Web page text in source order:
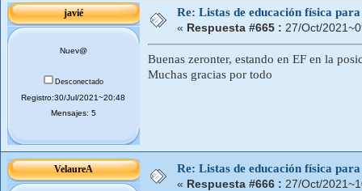
javié
Nuev@
Desconectado
Registro:30/Jul/2021~20:48
Mensajes: 5
Re: Listas de educación física
« Respuesta #665 : 27/Oct/
Buenas zeronter, estando en EF en la
Muchas gracias por todo
VelaureA Re: Listas de educación física
« Respuesta #666 : 27/Oct/